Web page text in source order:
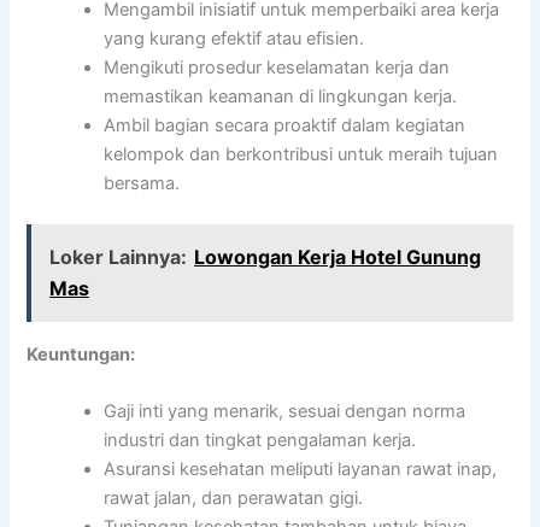
Mengambil inisiatif untuk memperbaiki area kerja
yang kurang efektif atau efisien.
Mengikuti prosedur keselamatan kerja dan
memastikan keamanan di lingkungan kerja.
Ambil bagian secara proaktif dalam kegiatan
kelompok dan berkontribusi untuk meraih tujuan
bersama.
Loker Lainnya: Lowongan Kerja Hotel Gunung
Mas
Keuntungan:
Gaji inti yang menarik, sesuai dengan norma
industri dan tingkat pengalaman kerja.
Asuransi kesehatan meliputi layanan rawat inap,
rawat jalan, dan perawatan gigi.